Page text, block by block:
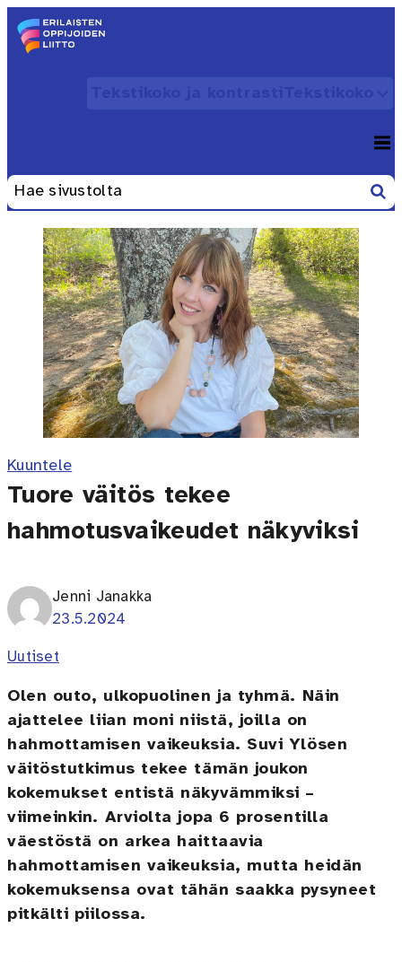
Siirry sisältöön
Haku: Etsi
Kuuntele
Tuore väitös tekee
hahmotusvaikeudet näkyviksi
Jenni Janakka
23.5.2024
Uutiset
Olen outo, ulkopuolinen ja tyhmä. Näin
ajattelee liian moni niistä, joilla on
hahmottamisen vaikeuksia. Suvi Ylösen
väitöstutkimus tekee tämän joukon
kokemukset entistä näkyvämmiksi –
viimeinkin. Arviolta jopa 6 prosentilla
väestöstä on arkea haittaavia
hahmottamisen vaikeuksia, mutta heidän
kokemuksensa ovat tähän saakka pysyneet
pitkälti piilossa.